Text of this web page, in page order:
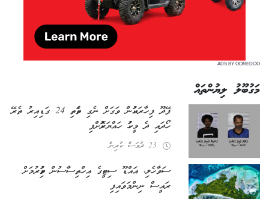
ADS BY OOREDOO
މަގުބޫލު ލިޔުންތައް
ފޭދޫ ފިހާރައަކުން ވަގަށް ނެގި ތަކެތި 24 ގަޑިއިރު ތެރޭ
ހޯދައި ދެ މީހަކު ހައްޔަރުކޮށްފި
23 ދުވަސް ކުރިން
ސަވާހެލި، އައްޑޫ ސިޓީގެ އިހްތިސާސުން ވަކިކުރުމަށް
ރައީސް ނިންމަވައިފި